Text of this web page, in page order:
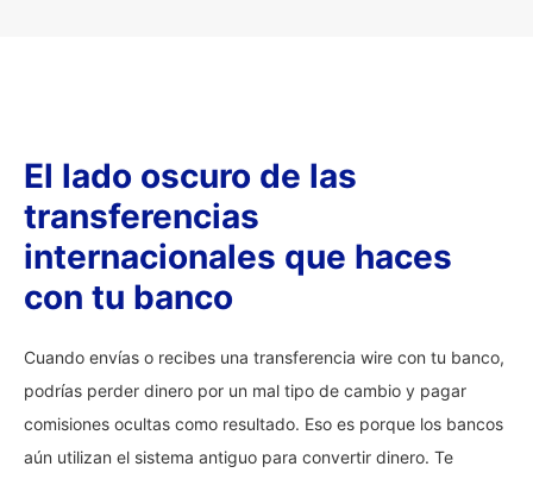
El lado oscuro de las
transferencias
internacionales que haces
con tu banco
Cuando envías o recibes una transferencia wire con tu banco,
podrías perder dinero por un mal tipo de cambio y pagar
comisiones ocultas como resultado. Eso es porque los bancos
aún utilizan el sistema antiguo para convertir dinero. Te